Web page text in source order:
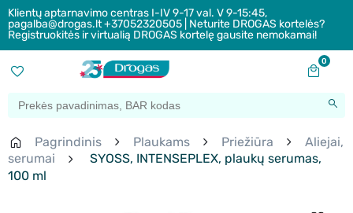
Klientų aptarnavimo centras I-IV 9-17 val. V 9-15:45,
pagalba@drogas.lt +37052320505 | Neturite DROGAS kortelės?
Registruokitės ir virtualią DROGAS kortelę gausite nemokamai!
0
Pagrindinis Plaukams Priežiūra
Aliejai,
serumai
SYOSS, INTENSEPLEX, plaukų serumas,
100 ml